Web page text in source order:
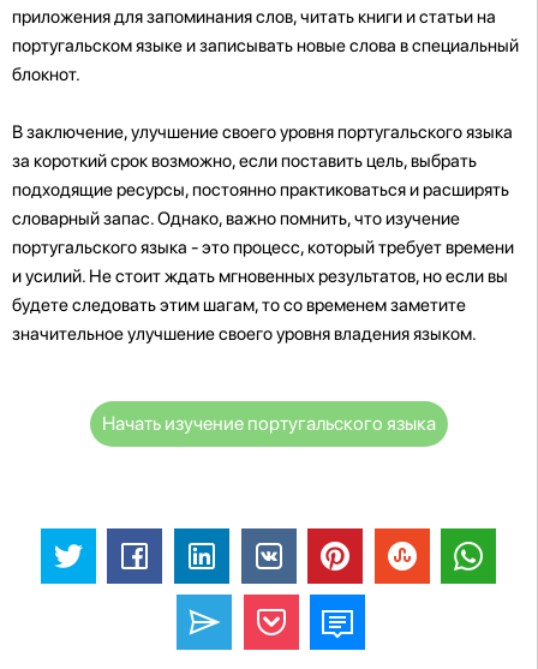
приложения для запоминания слов, читать книги и статьи на
португальском языке и записывать новые слова в специальный
блокнот.
В заключение, улучшение своего уровня португальского языка
за короткий срок возможно, если поставить цель, выбрать
подходящие ресурсы, постоянно практиковаться и расширять
словарный запас. Однако, важно помнить, что изучение
португальского языка - это процесс, который требует времени
и усилий. Не стоит ждать мгновенных результатов, но если вы
будете следовать этим шагам, то со временем заметите
значительное улучшение своего уровня владения языком.
Начать изучение португальского языка